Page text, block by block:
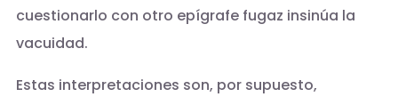
cuestionarlo con otro epígrafe fugaz insinúa la
vacuidad.
Estas interpretaciones son, por supuesto,